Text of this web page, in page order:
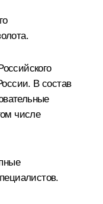
В состав
числе